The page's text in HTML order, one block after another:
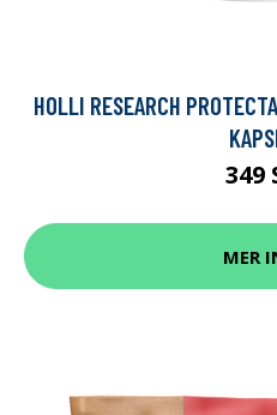
HOLLI RESEARCH
349
MER